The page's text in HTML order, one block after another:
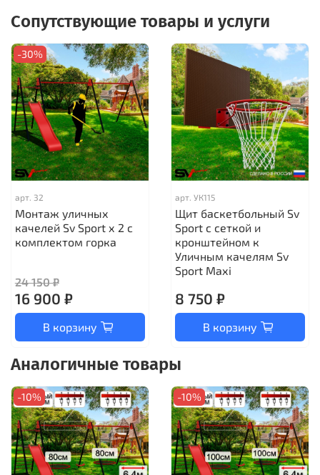
Сопутствующие товары и услуги
-30%
арт. 32
Монтаж уличных
качелей Sv Sport х 2 с
комплектом горка
24 150 ₽
16 900 ₽
В корзину
арт. УК115
Щит баскетбольный Sv
Sport c сеткой и
кронштейном к
Уличным качелям Sv
Sport Maхi
8 750 ₽
В корзину
Аналогичные товары
-10% -10%